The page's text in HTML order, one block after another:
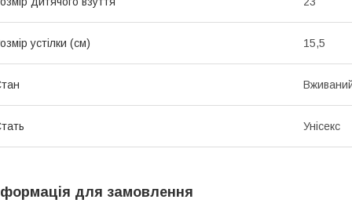
устілки (см) 15,5
Унісекс
для замовлення